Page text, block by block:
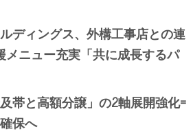
ディングス、外構工事店との連
メニュー充実「共に成長するパ
帯と高額分譲」の2軸展開強化=
保へ